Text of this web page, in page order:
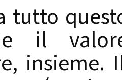
tutto
il